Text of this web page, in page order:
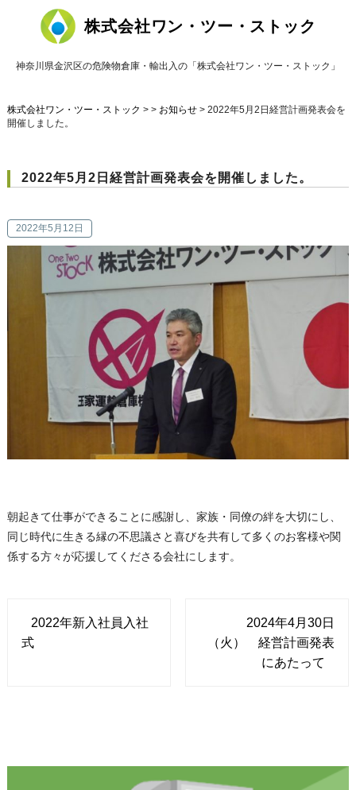
株式会社ワン・ツー・ストック
神奈川県金沢区の危険物倉庫・輸出入の「株式会社ワン・ツー・ストック」
株式会社ワン・ツー・ストック > > お知らせ> 2022年5月2日経営計画発表会を
開催しました。
2022年5月2日経営計画発表会を開催しました。
2022年5月12日
朝起きて仕事ができることに感謝し、家族・同僚の絆を大切にし、
同じ時代に生きる縁の不思議さと喜びを共有して多くのお客様や関
係する方々が応援してくださる会社にします。
2022年新入社員入社
式
2024年4月30日
（火） 経営計画発表
にあたって